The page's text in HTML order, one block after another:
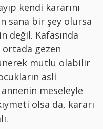
kendi kararını
sana bir şey olursa
değil. Kafasında
ortada gezen
mutlu olabilir
asli
meseleyle
olsa da, kararı